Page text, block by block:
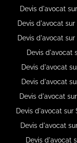
Devis d'avocat
Devis d'avocat
Devis d'avocat
Devis d'avocat
Devis d'avocat
Devis d'avocat
Devis d'avocat
Devis d'avocat
Devis d'avocat
Devis d'avocat